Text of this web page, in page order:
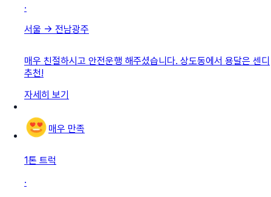
·
서울 → 전남광주
매우 친절하시고 안전운행 해주셨습니다. 상도동에서 용달은 센디
추천!
자세히 보기
매우 만족
1톤 트럭
·